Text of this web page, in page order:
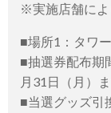
※実施店舗によ
■場所1：タワ
■抽選券配布期
月31日（月）
■当選グッズ引